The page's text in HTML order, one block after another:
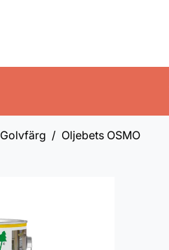
Golvfärg Oljebets OSMO